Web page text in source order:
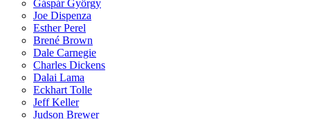
Gáspár György
Joe Dispenza
Esther Perel
Brené Brown
Dale Carnegie
Charles Dickens
Dalai Lama
Eckhart Tolle
Jeff Keller
Judson Brewer